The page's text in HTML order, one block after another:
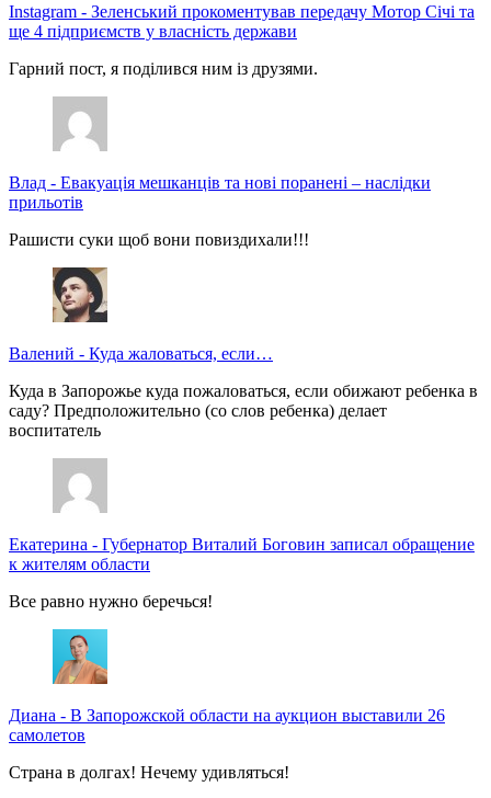
Instagram - Зеленський прокоментував передачу Мотор Січі та
ще 4 підприємств у власність держави
Гарний пост, я поділився ним із друзями.
Влад - Евакуація мешканців та нові поранені – наслідки
прильотів
Рашисти суки щоб вони повиздихали!!!
Валений - Куда жаловаться, если…
Куда в Запорожье куда пожаловаться, если обижают ребенка в
саду? Предположительно (со слов ребенка) делает
воспитатель
Екатерина - Губернатор Виталий Боговин записал обращение
к жителям области
Все равно нужно беречься!
Диана - В Запорожской области на аукцион выставили 26
самолетов
Страна в долгах! Нечему удивляться!